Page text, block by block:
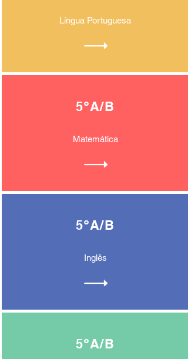
Língua Portuguesa
5ºA/B
Matemática
5ºA/B
Inglês
5ºA/B